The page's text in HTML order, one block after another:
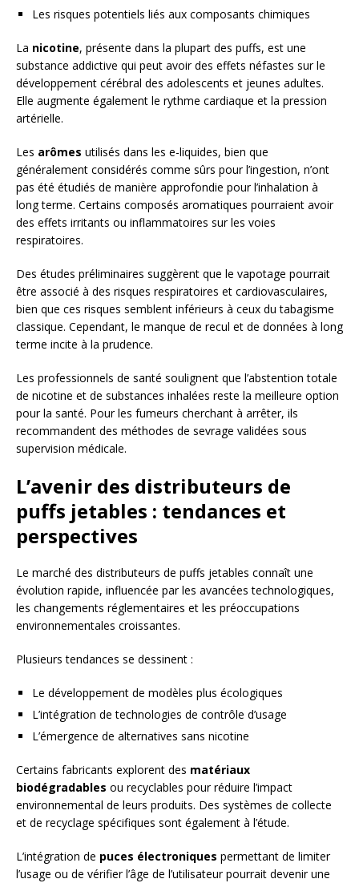
Les risques potentiels liés aux composants chimiques
La nicotine, présente dans la plupart des puffs, est une
substance addictive qui peut avoir des effets néfastes sur le
développement cérébral des adolescents et jeunes adultes.
Elle augmente également le rythme cardiaque et la pression
artérielle.
Les arômes utilisés dans les e-liquides, bien que
généralement considérés comme sûrs pour l’ingestion, n’ont
pas été étudiés de manière approfondie pour l’inhalation à
long terme. Certains composés aromatiques pourraient avoir
des effets irritants ou inflammatoires sur les voies
respiratoires.
Des études préliminaires suggèrent que le vapotage pourrait
être associé à des risques respiratoires et cardiovasculaires,
bien que ces risques semblent inférieurs à ceux du tabagisme
classique. Cependant, le manque de recul et de données à long
terme incite à la prudence.
Les professionnels de santé soulignent que l’abstention totale
de nicotine et de substances inhalées reste la meilleure option
pour la santé. Pour les fumeurs cherchant à arrêter, ils
recommandent des méthodes de sevrage validées sous
supervision médicale.
L’avenir des distributeurs de
puffs jetables : tendances et
perspectives
Le marché des distributeurs de puffs jetables connaît une
évolution rapide, influencée par les avancées technologiques,
les changements réglementaires et les préoccupations
environnementales croissantes.
Plusieurs tendances se dessinent :
Le développement de modèles plus écologiques
L’intégration de technologies de contrôle d’usage
L’émergence de alternatives sans nicotine
Certains fabricants explorent des matériaux
biodégradables ou recyclables pour réduire l’impact
environnemental de leurs produits. Des systèmes de collecte
et de recyclage spécifiques sont également à l’étude.
L’intégration de puces électroniques permettant de limiter
l’usage ou de vérifier l’âge de l’utilisateur pourrait devenir une